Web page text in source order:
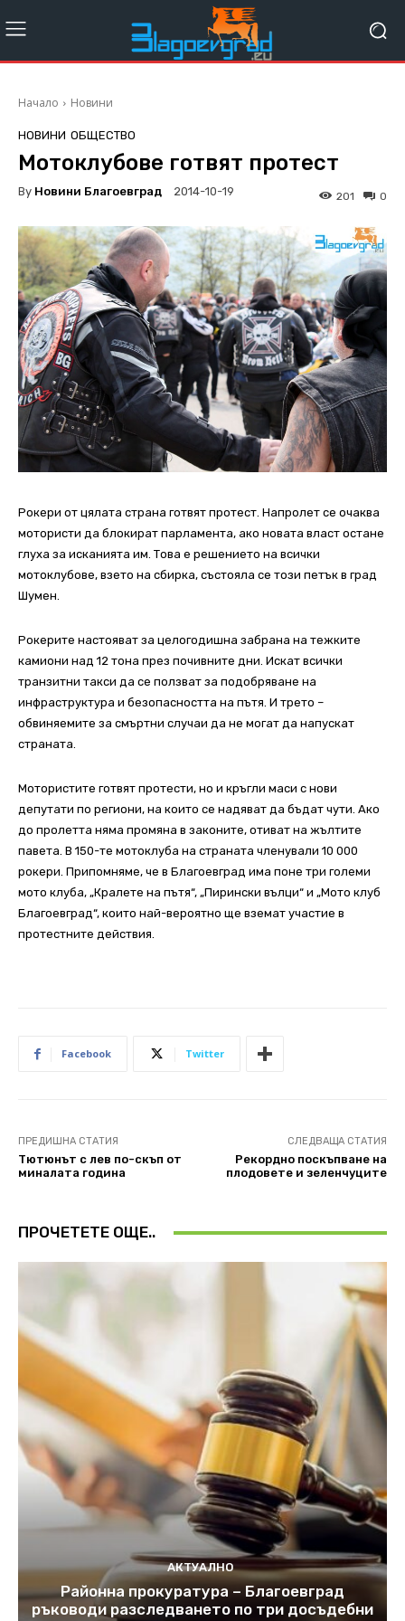
Начало Новини
НОВИНИ ОБЩЕСТВО
Мотоклубове готвят протест
By Новини Благоевград 2014-10-19 0
201
Рокери от цялата страна готвят протест. Напролет се очаква
мотористи да блокират парламента, ако новата власт остане
глуха за исканията им. Това е решението на всички
мотоклубове, взето на сбирка, състояла се този петък в град
Шумен.
Рокерите настояват за целогодишна забрана на тежките
камиони над 12 тона през почивните дни. Искат всички
транзитни такси да се ползват за подобряване на
инфраструктура и безопасността на пътя. И трето –
обвиняемите за смъртни случаи да не могат да напускат
страната.
Мотористите готвят протести, но и кръгли маси с нови
депутати по региони, на които се надяват да бъдат чути. Ако
до пролетта няма промяна в законите, отиват на жълтите
павета. В 150-те мотоклуба на страната членували 10 000
рокери. Припомняме, че в Благоевград има поне три големи
мото клуба, „Кралете на пътя“, „Пирински вълци“ и „Мото клуб
Благоевград“, които най-вероятно ще вземат участие в
протестните действия.
Facebook Twitter
ПРЕДИШНА СТАТИЯ
Тютюнът с лев по-скъп от
миналата година
СЛЕДВАЩА СТАТИЯ
Рекордно поскъпване на
плодовете и зеленчуците
ПРОЧЕТЕТЕ ОЩЕ..
АКТУАЛНО
Районна прокуратура – Благоевград
ръководи разследването по три досъдебни